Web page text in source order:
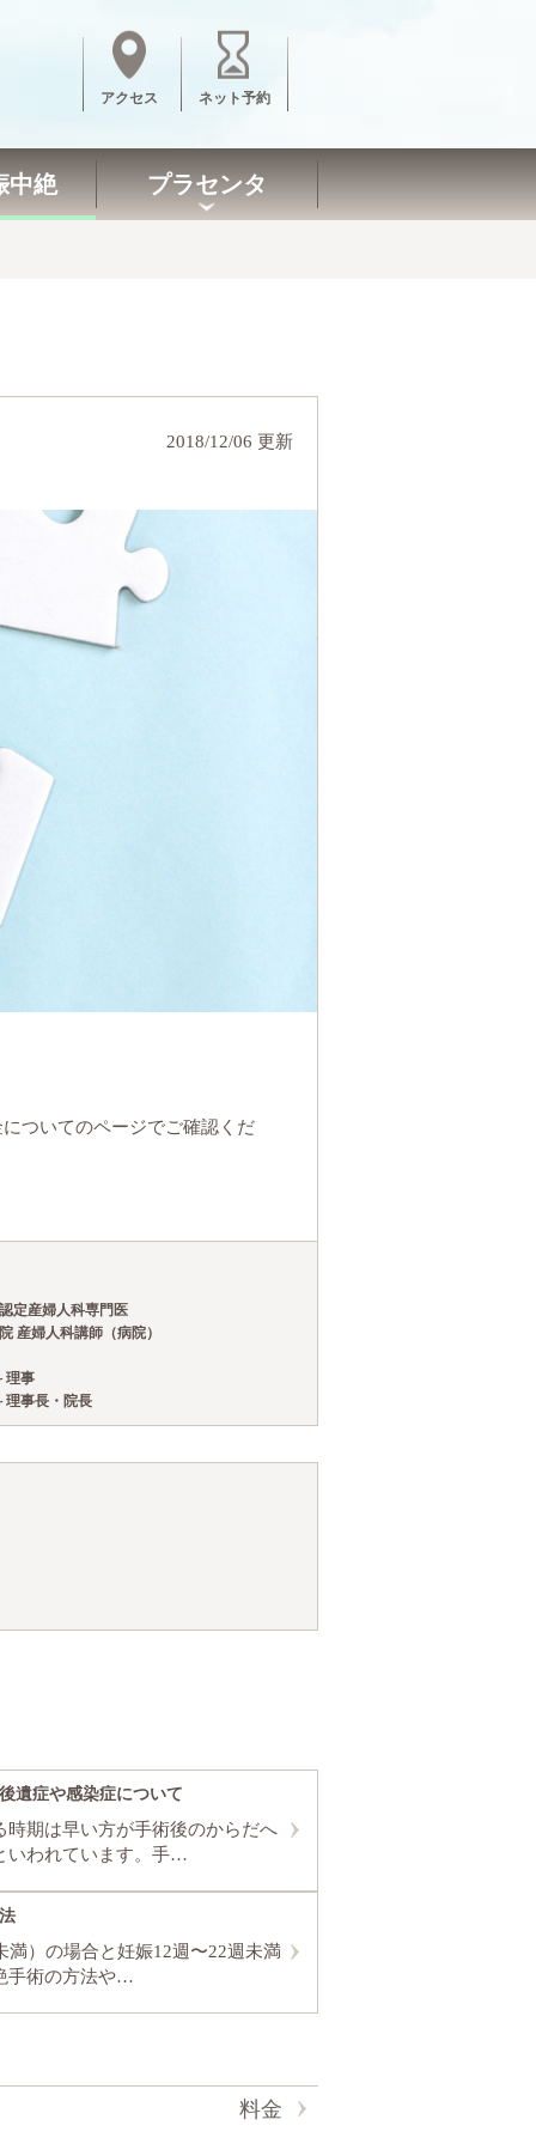
アクセス ネット予約
中絶 プラセンタ
2018/12/06 更新
ついてのページでご確認くだ
定産婦人科専門医
産婦人科講師（病院）
理事
理事長・院長
遺症や感染症について
時期は早い方が手術後のからだへ
いわれています。手…
満）の場合と妊娠12週〜22週未満
手術の方法や…
料金